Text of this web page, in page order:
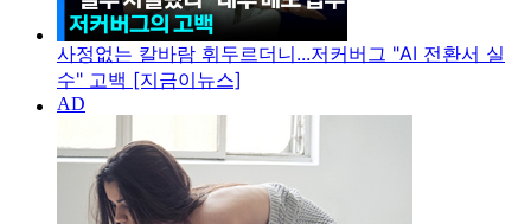
사정없는 칼바람 휘두르더니...저커버그 "AI 전환서 실
수" 고백 [지금이뉴스]